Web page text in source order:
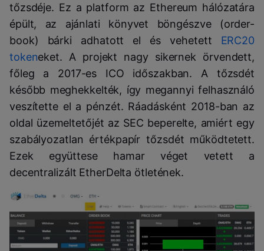
tőzsdéje. Ez a platform az Ethereum hálózatára
épült, az ajánlati könyvet böngészve (order-
book) bárki adhatott el és vehetett ERC20
tokeneket. A projekt nagy sikernek örvendett,
főleg a 2017-es ICO időszakban. A tőzsdét
később meghekkelték, így megannyi felhasználó
veszítette el a pénzét. Ráadásként 2018-ban az
oldal üzemeltetőjét az SEC beperelte, amiért egy
szabályozatlan értékpapír tőzsdét működtetett.
Ezek együttese hamar véget vetett a
decentralizált EtherDelta ötletének.